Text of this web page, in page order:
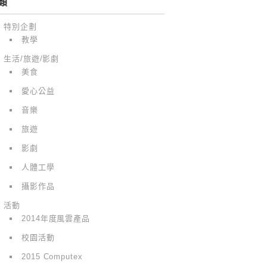
特別企劃
教學
生活/旅遊/影劇
美食
愛心公益
音樂
旅遊
影劇
人體工學
攝影作品
活動
2014年度風雲產品
校園活動
2015 Computex